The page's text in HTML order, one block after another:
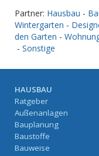
Partner: Hausbau -
Wintergarten -
den Garten -
- Sonstige
HAUSBAU
Ratgeber
Außenanlagen
Bauplanung
Baustoffe
Bauweise